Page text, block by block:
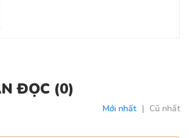
ĐỌC (0)
Mới nhất | Cũ nhất